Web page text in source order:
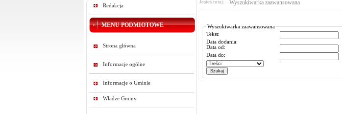
Redakcja
MENU PODMIOTOWE
Strona główna
Informacje ogólne
Informacje o Gminie
Władze Gminy
Jesteś tutaj: Wyszukiwarka zaawansowana
Wyszukiwarka zaawansowana
Tekst:
Data dodania:
Data od:
Data do: